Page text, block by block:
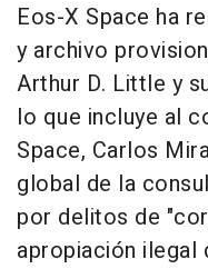
Eos-X Space ha
y archivo
Arthur D. Little y
lo que incluye al
Space, Carlos
global de la
por delitos de
apropiación ilegal